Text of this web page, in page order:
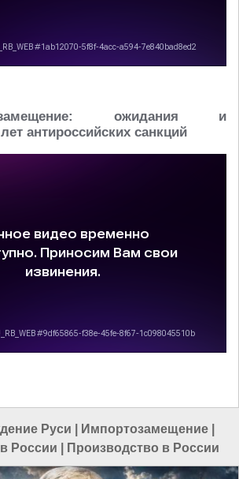
ожидания и
антироссийских санкций
Руси Импортозамещение
России Производство в России